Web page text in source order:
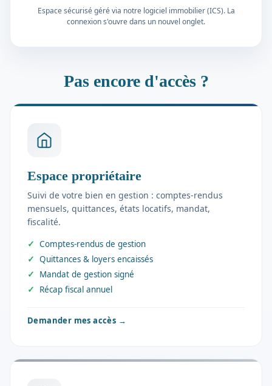
Espace sécurisé géré via notre logiciel immobilier (ICS). La
connexion s'ouvre dans un nouvel onglet.
Pas encore d'accès ?
Espace propriétaire
Suivi de votre bien en gestion : comptes-rendus
mensuels, quittances, états locatifs, mandat,
fiscalité.
Comptes-rendus de gestion
Quittances & loyers encaissés
Mandat de gestion signé
Récap fiscal annuel
Demander mes accès →